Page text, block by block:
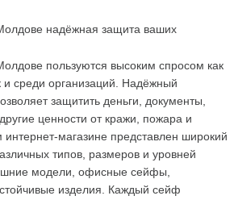
надёжная защита ваших
пользуются высоким спросом как
и среди организаций. Надёжный
защитить деньги, документы,
ценности от кражи, пожара и
магазине представлен широкий
типов, размеров и уровней
модели, офисные сейфы,
изделия. Каждый сейф